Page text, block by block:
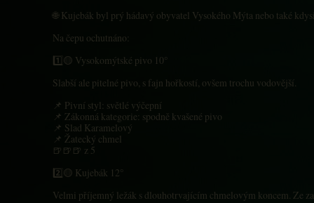
🌐 Kujebák byl prý hádavý obyvatel Vysokého Mýta nebo také
Na čepu ochutnáno:
1️⃣🟡 Vysokomýtské pivo 10°
Slabší ale pitelné pivo, s fajn hořkostí, ovšem trochu vodovější.
📌 Pivní styl: světlé výčepní
📌 Zákonná kategorie: spodně kvašené pivo
📌 Slad Karamelový
📌 Žatecký chmel
🍺🍺🍺 z 5
2️⃣🟡 Kujebák 12°
Velmi příjemný ležák s dlouhotrvajícím chmelovým koncem. Ze